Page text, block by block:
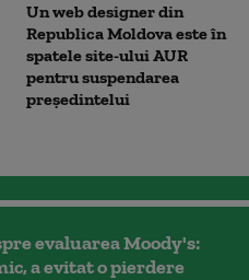
Un web designer din
Republica Moldova este în
spatele site-ului AUR
pentru suspendarea
președintelui
evaluarea Moody's:
a evitat o pierdere